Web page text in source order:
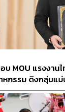
MOU แรงงาน
หกรรม ดึงกลุ่มแ
คม